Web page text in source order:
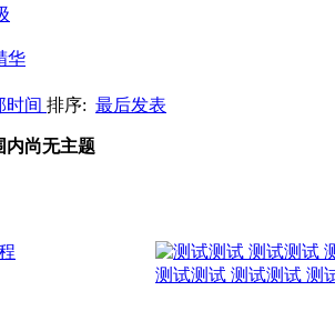
华
时间 排序: 最后发表
内尚无主题